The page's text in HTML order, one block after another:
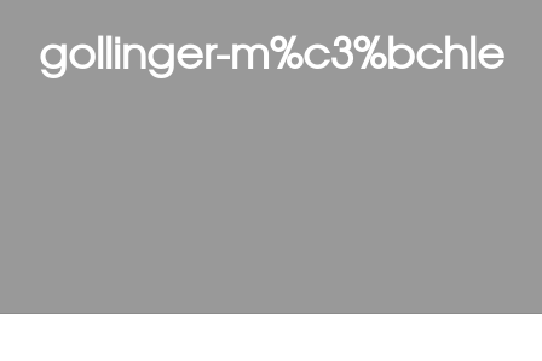
gollinger-m%c3%bchle